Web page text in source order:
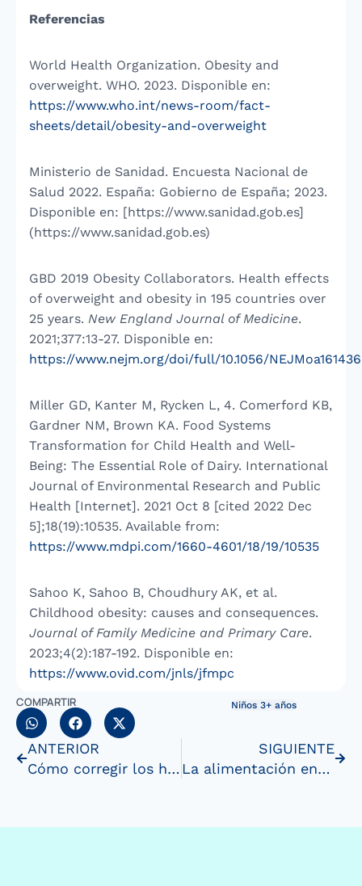
Referencias
World Health Organization. Obesity and
overweight. WHO. 2023. Disponible en:
https://www.who.int/news-room/fact-
sheets/detail/obesity-and-overweight
Ministerio de Sanidad. Encuesta Nacional de
Salud 2022. España: Gobierno de España; 2023.
Disponible en: [https://www.sanidad.gob.es]
(https://www.sanidad.gob.es)
GBD 2019 Obesity Collaborators. Health effects
of overweight and obesity in 195 countries over
25 years. New England Journal of Medicine.
2021;377:13-27. Disponible en:
https://www.nejm.org/doi/full/10.1056/
Miller GD, Kanter M, Rycken L, 4. Comerford KB,
Gardner NM, Brown KA. Food Systems
Transformation for Child Health and Well-
Being: The Essential Role of Dairy. International
Journal of Environmental Research and Public
Health [Internet]. 2021 Oct 8 [cited 2022 Dec
5];18(19):10535. Available from:
https://www.mdpi.com/1660-4601/18/19/10535
Sahoo K, Sahoo B, Choudhury AK, et al.
Childhood obesity: causes and consequences.
Journal of Family Medicine and Primary Care.
2023;4(2):187-192. Disponible en:
https://www.ovid.com/jnls/jfmpc
COMPARTIR Niños 3+ años
ANTERIOR
Cómo corregir los hábitos para evitar la obesidadinfantil
SIGUIENTE
La alimentación en la edad escolar: Bases para un desarrollosaludable